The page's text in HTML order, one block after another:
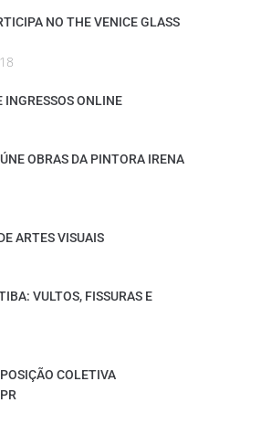
NO THE VENICE GLASS
INGRESSOS ONLINE
OBRAS DA PINTORA IRENA
ARTES VISUAIS
VULTOS, FISSURAS E
COLETIVA